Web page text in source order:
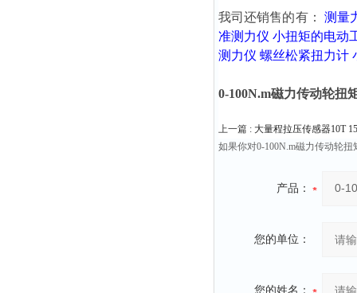
我司还销售的有： 测量
准测力仪 小扭矩的电动
测力仪 螺丝松紧扭力计
0-100N.m磁力传动轮扭
上一篇 : 大量程拉压传感器10T
如果你对0-100N.m磁力传动轮
产品：
您的单位：
您的姓名：